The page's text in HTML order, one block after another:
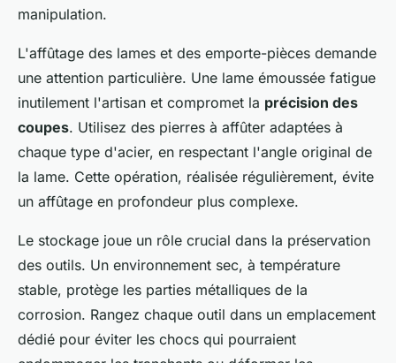
manipulation.
L'affûtage des lames et des emporte-pièces demande
une attention particulière. Une lame émoussée fatigue
inutilement l'artisan et compromet la précision des
coupes. Utilisez des pierres à affûter adaptées à
chaque type d'acier, en respectant l'angle original de
la lame. Cette opération, réalisée régulièrement, évite
un affûtage en profondeur plus complexe.
Le stockage joue un rôle crucial dans la préservation
des outils. Un environnement sec, à température
stable, protège les parties métalliques de la
corrosion. Rangez chaque outil dans un emplacement
dédié pour éviter les chocs qui pourraient